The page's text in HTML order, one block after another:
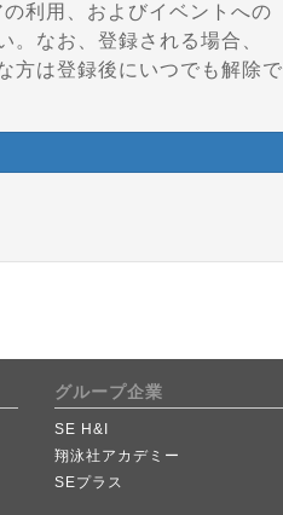
利用、およびイベントへの
。なお、登録される場合、
方は登録後にいつでも解除で
グループ企業
SE H&I
翔泳社アカデミー
SEプラス